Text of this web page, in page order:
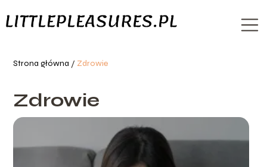
Strona główna / Zdrowie
Zdrowie